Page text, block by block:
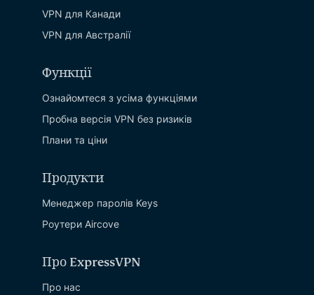
VPN для Канади
VPN для Австралії
Функції
Ознайомтеся з усіма функціями
Пробна версія VPN без ризиків
Плани та ціни
Продукти
Менеджер паролів Keys
Роутери Aircove
Про ExpressVPN
Про нас